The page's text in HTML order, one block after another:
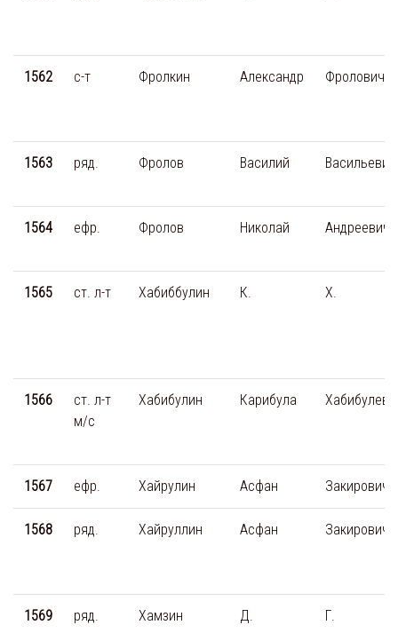
1562 с-т Фролкин Александр Фролович
1563 ряд. Фролов Василий Васильевич
1564 ефр. Фролов Николай Андреевич
1565 ст. л-т Хабиббулин К. Х.
1566
ст. л-т
м/с
Хабибулин Карибула
1567 ефр. Хайрулин Асфан Закирович
1568 ряд. Хайруллин Асфан Закирович
1569 ряд. Хамзин Д. Г.